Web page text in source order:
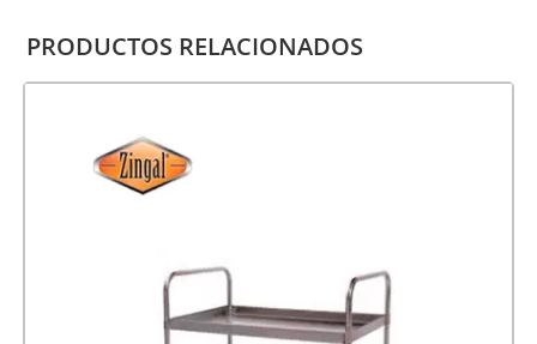
PRODUCTOS RELACIONADOS